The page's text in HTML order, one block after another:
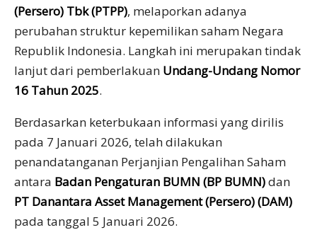
(Persero) Tbk (PTPP), melaporkan adanya
perubahan struktur kepemilikan saham Negara
Republik Indonesia. Langkah ini merupakan tindak
lanjut dari pemberlakuan Undang-Undang Nomor
16 Tahun 2025.
Berdasarkan keterbukaan informasi yang dirilis
pada 7 Januari 2026, telah dilakukan
penandatanganan Perjanjian Pengalihan Saham
antara Badan Pengaturan BUMN (BP BUMN)dan
PT Danantara Asset Management (Persero) (DAM)
pada tanggal 5 Januari 2026.